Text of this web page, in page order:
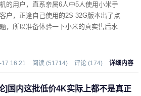
的用户，直系亲属6人中5人使用小米手
户，正逢自己使用的2S 32G版本出了点
，所以准备体验一下小米的真实售后水
16:21 阅读 (51714) 评论 (174) 详细内容
]国内这批低价4K实际上都不是真正